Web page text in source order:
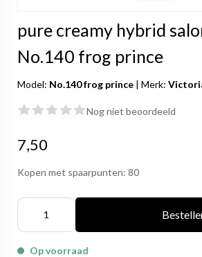
pure creamy hybrid
No.140 frog prince
Model: No.140 frog prince | Merk:
Nog niet beoordeeld
7,50
Kopen met spaarpunten: 80
Op voorraad